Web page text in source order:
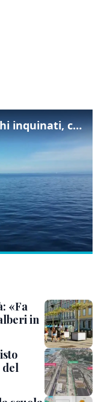
In Italia il 34% di mare e laghi inquinati, colpa della maladepurazione
«Fa
in
del